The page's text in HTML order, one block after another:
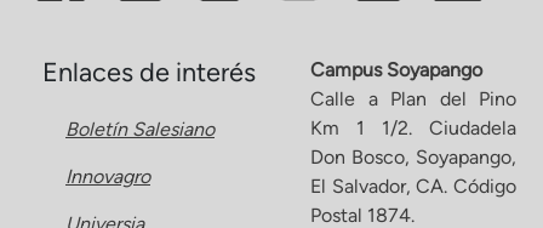
Enlaces de interés
Boletín Salesiano
Innovagro
Campus Soyapango
Calle a Plan del Pino
Km 1 1/2. Ciudadela
Don Bosco, Soyapango,
El Salvador, CA. Código
Postal 1874.